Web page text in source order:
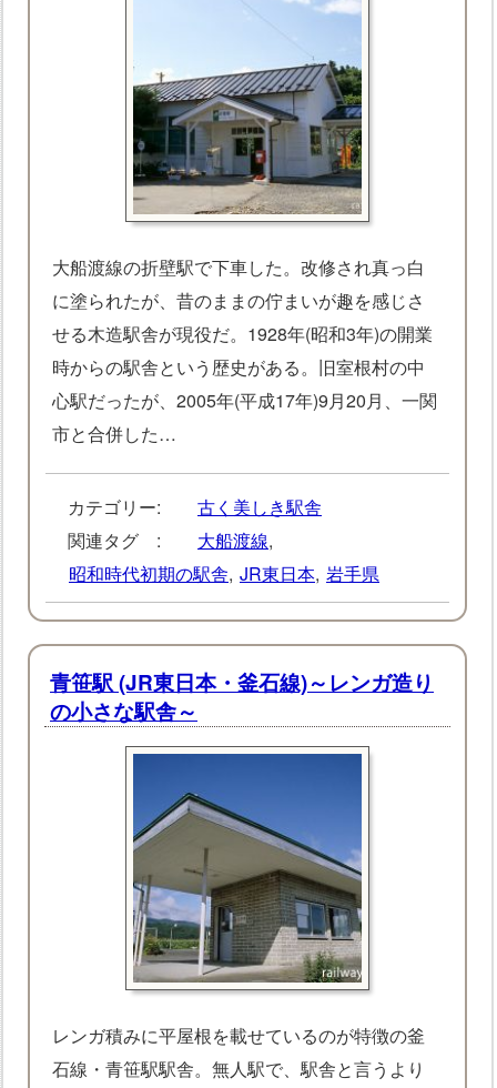
大船渡線の折壁駅で下車した。改修され真っ白
に塗られたが、昔のままの佇まいが趣を感じさ
せる木造駅舎が現役だ。1928年(昭和3年)の開業
時からの駅舎という歴史がある。旧室根村の中
心駅だったが、2005年(平成17年)9月20月、一関
市と合併した…
カテゴリー:
古く美しき駅舎
関連タグ :
大船渡線,
昭和時代初期の駅舎, JR東日本, 岩手県
青笹駅 (JR東日本・釜石線)～レンガ造り
の小さな駅舎～
レンガ積みに平屋根を載せているのが特徴の釜
石線・青笹駅駅舎。無人駅で、駅舎と言うより